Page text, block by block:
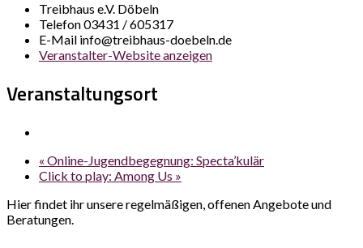
Treibhaus e.V. Döbeln
Telefon03431 / 605317
E-Mail info@treibhaus-doebeln.de
Veranstalter-Website anzeigen
Veranstaltungsort
« Online-Jugendbegegnung: Specta’kulär
Click to play: Among Us »
Hier findet ihr unsere regelmäßigen, offenen Angebote und
Beratungen.